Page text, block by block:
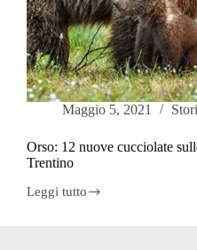
Maggio 5, 2021
Orso: 12 nuove cucciolate
Trentino
Leggi tutto
Orso: